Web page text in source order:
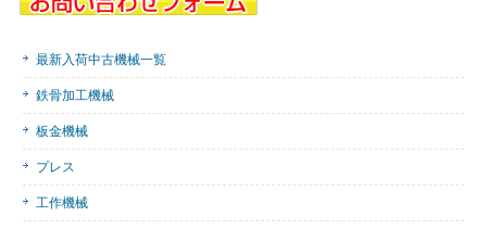
最新入荷中古機械一覧
鉄骨加工機械
板金機械
プレス
工作機械